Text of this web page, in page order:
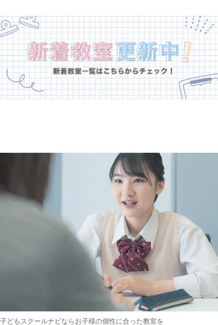
子どもスクールナビならお子様の個性に合った教室を